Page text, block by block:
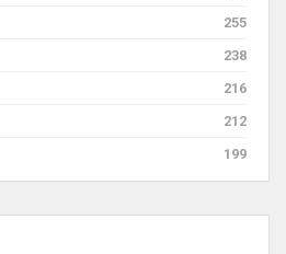
255
238
216
212
199